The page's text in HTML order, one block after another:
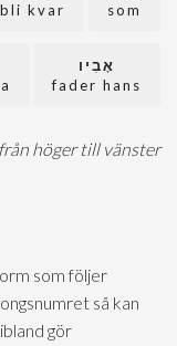
som
bli kvar
אָבִיו
fader hans
höger till vänster
som följer
så kan
gör